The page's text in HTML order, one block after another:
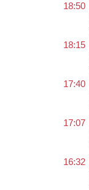
18:50
18:15
17:40
17:07
16:32